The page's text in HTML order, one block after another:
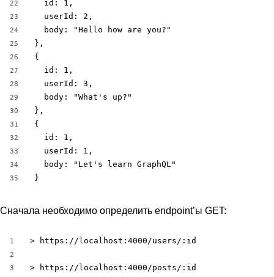
22
23
24
25
26
27
28
29
30
31
32
33
34
35
  id: 1,
  userId: 2,
  body: "Hello how are you?"
},
{
  id: 1,
  userId: 3,
  body: "What's up?"
},
{
  id: 1,
  userId: 1,
  body: "Let's learn GraphQL"
}
Сначала необходимо определить endpoint’ы GET:
1
2
3
> https://localhost:4000/users/:id
> https://localhost:4000/posts/:id